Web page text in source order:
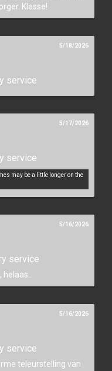
Klasse!
service
5/18/2026
service
may be a little longer on the
5/17/2026
service
5/16/2026
service
teleurstelling van
5/16/2026